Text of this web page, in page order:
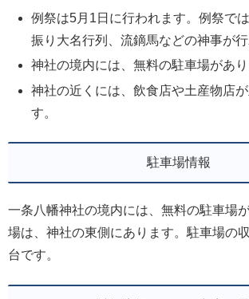
例祭は5月1日に行われます。例祭で
振り大名行列、流鏑馬などの神事が行
神社の境内には、無料の駐車場があり
神社の近くには、飲食店や土産物店
す。
駐車場情報
一条八幡神社の境内には、無料の駐車場
場は、神社の東側にあります。駐車場の
台です。